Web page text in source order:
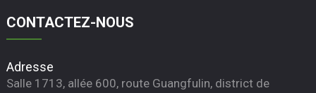
CONTACTEZ-NOUS
Adresse
Salle 1713, allée 600, route Guangfulin, district de